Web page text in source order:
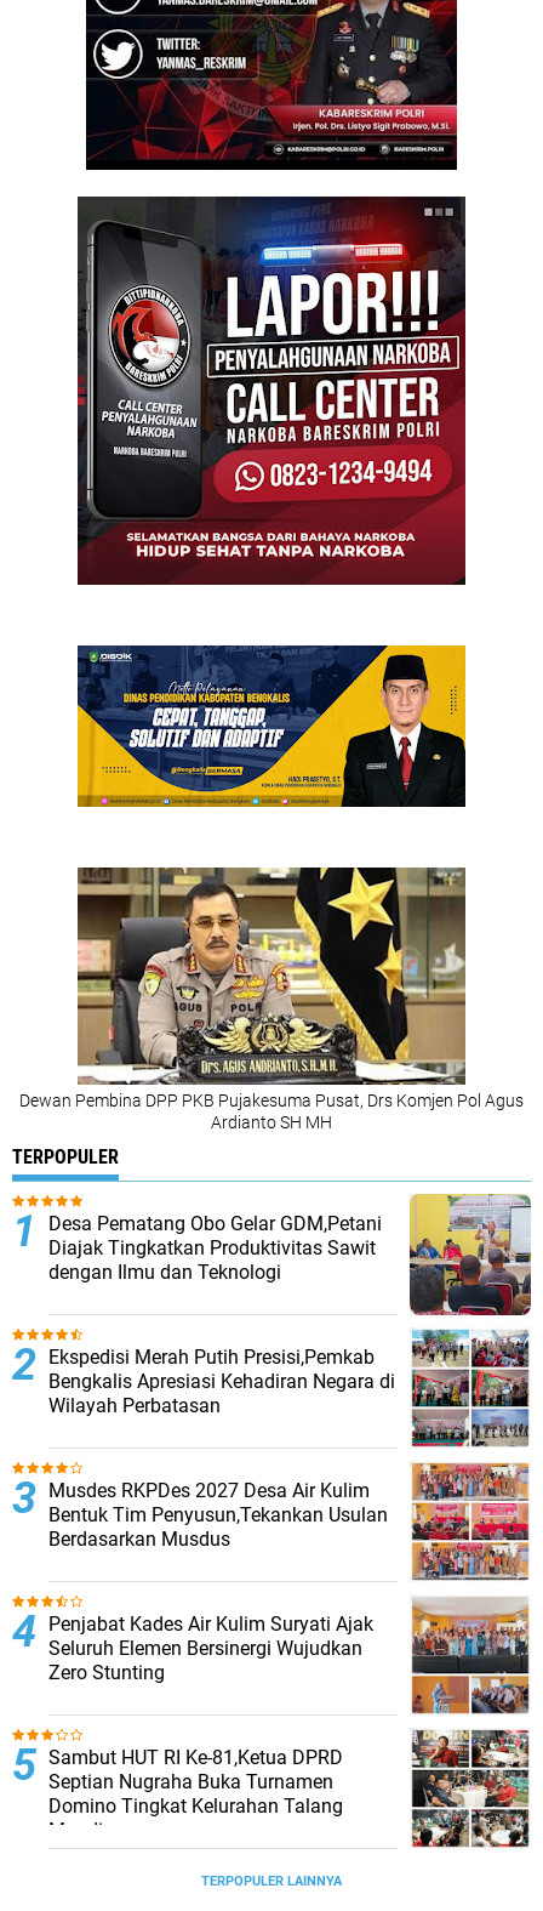
Dewan Pembina DPP PKB Pujakesuma Pusat, Drs Komjen Pol Agus
Ardianto SH MH
TERPOPULER
Desa Pematang Obo Gelar GDM,Petani
Diajak Tingkatkan Produktivitas Sawit
dengan Ilmu dan Teknologi
Ekspedisi Merah Putih Presisi,Pemkab
Bengkalis Apresiasi Kehadiran Negara di
Wilayah Perbatasan
Musdes RKPDes 2027 Desa Air Kulim
Bentuk Tim Penyusun,Tekankan Usulan
Berdasarkan Musdus
Penjabat Kades Air Kulim Suryati Ajak
Seluruh Elemen Bersinergi Wujudkan
Zero Stunting
Sambut HUT RI Ke-81,Ketua DPRD
Septian Nugraha Buka Turnamen
Domino Tingkat Kelurahan Talang
Mandi
TERPOPULER LAINNYA